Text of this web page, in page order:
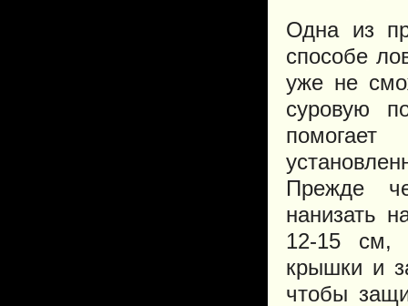
Одна из
способе
уже не
суровую
Прежде
нанизать
12-15 см,
крышки и
чтобы